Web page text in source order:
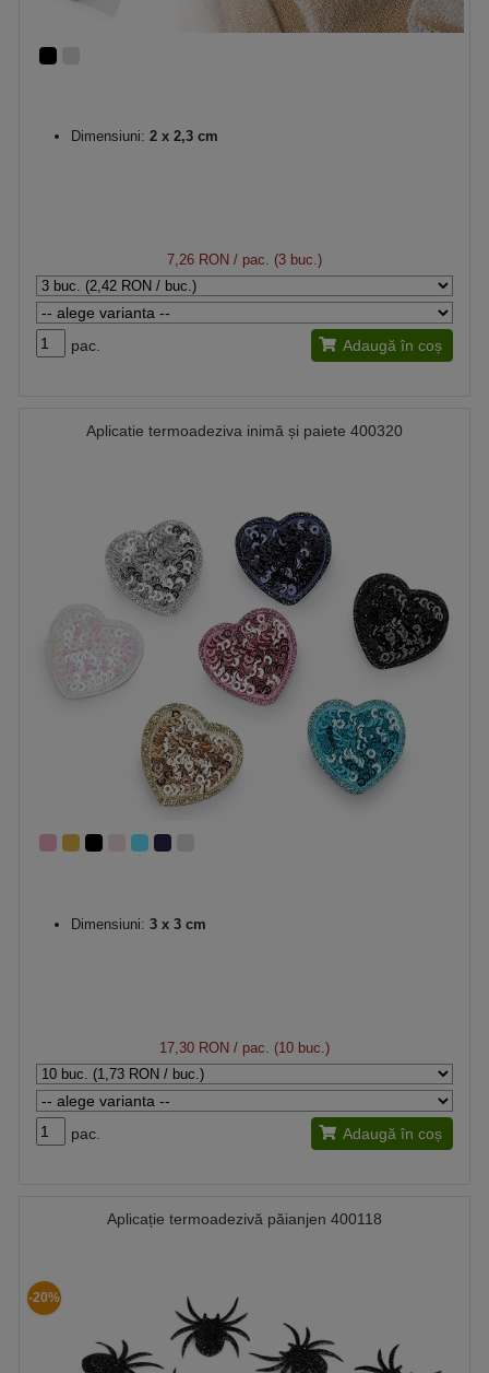
Dimensiuni: 2 x 2,3 cm
7,26 RON / pac. (3 buc.)
pac. Adaugă în coș
Aplicatie termoadeziva inimă și paiete 400320
Dimensiuni: 3 x 3 cm
17,30 RON / pac. (10 buc.)
pac. Adaugă în coș
Aplicație termoadezivă păianjen 400118
-20%